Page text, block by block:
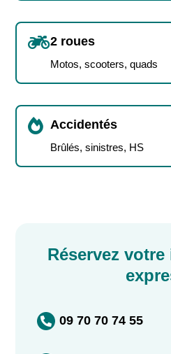
2 roues
Motos, scooters, quads
 Accidentés
Brûlés, sinistres, HS
Réservez
 09 70 70 74 55